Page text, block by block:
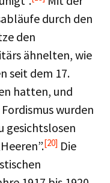
durch den
den
ähnelten, wie
seit dem 17.
hatten, und
wurden
gesichtslosen
[20] Die